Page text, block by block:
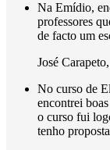
Na Emídio,
professores
de facto um
José Carapeto,
No curso de
encontrei
o curso fui
tenho